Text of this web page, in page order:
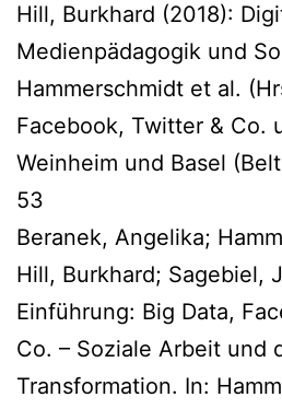
Hill, Burkhard (2018):
Medienpädagogik und
Hammerschmidt et al.
Facebook, Twitter & Co.
Weinheim und Basel
53
Beranek, Angelika;
Hill, Burkhard; Sagebiel,
Einführung: Big Data,
Co. – Soziale Arbeit und
Transformation. In: